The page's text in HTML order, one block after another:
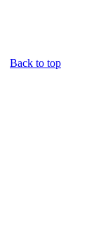
Back to top